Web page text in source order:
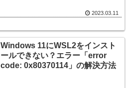
2023.03.11
Windows 11にWSL2をインスト
ールできない？エラー「error
code: 0x80370114」の解決方法